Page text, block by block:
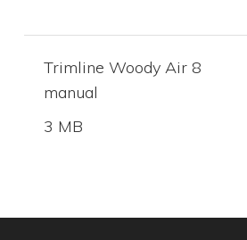
Trimline Woody Air 8
manual
3 MB